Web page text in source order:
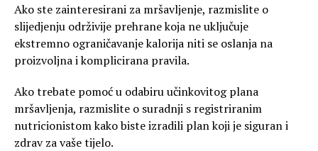
Ako ste zainteresirani za mršavljenje, razmislite o
slijedjenju održivije prehrane koja ne uključuje
ekstremno ograničavanje kalorija niti se oslanja na
proizvoljna i komplicirana pravila.
Ako trebate pomoć u odabiru učinkovitog plana
mršavljenja, razmislite o suradnji s registriranim
nutricionistom kako biste izradili plan koji je siguran i
zdrav za vaše tijelo.